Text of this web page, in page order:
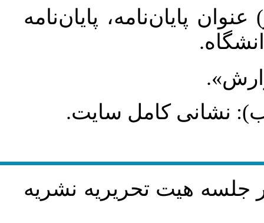
پایان‌نامه، پایان‌نامه
نشانی کامل سایت.
جلسه هيت تحريريه نشريه